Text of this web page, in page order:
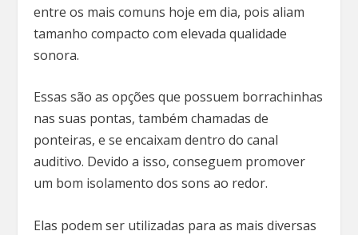
entre os mais comuns hoje em dia, pois aliam
tamanho compacto com elevada qualidade
sonora.
Essas são as opções que possuem borrachinhas
nas suas pontas, também chamadas de
ponteiras, e se encaixam dentro do canal
auditivo. Devido a isso, conseguem promover
um bom isolamento dos sons ao redor.
Elas podem ser utilizadas para as mais diversas